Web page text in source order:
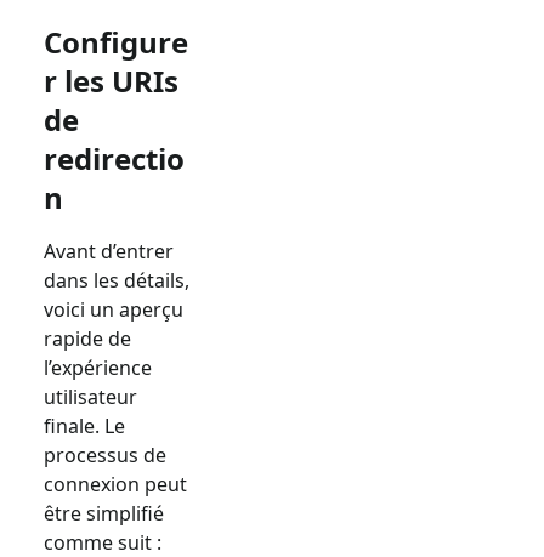
Configure
r les URIs
de
redirectio
n
Avant d’entrer
dans les détails,
voici un aperçu
rapide de
l’expérience
utilisateur
finale. Le
processus de
connexion peut
être simplifié
comme suit :